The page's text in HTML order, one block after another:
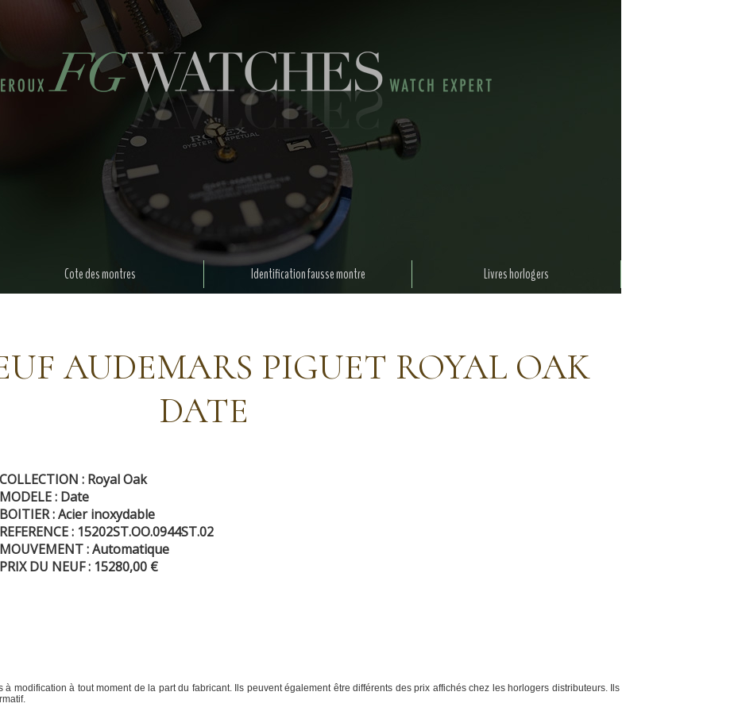
Cote des montres Identification fausse montre Livres horlogers
AUDEMARS PIGUET ROYAL OAK
DATE
COLLECTION : Royal Oak
MODELE : Date
BOITIER : Acier inoxydable
REFERENCE : 15202ST.OO.0944ST.02
MOUVEMENT : Automatique
PRIX DU NEUF : 15280,00 €
modification à tout moment de la part du fabricant. Ils peuvent également être différents des prix affichés chez les horlogers distributeurs. Ils